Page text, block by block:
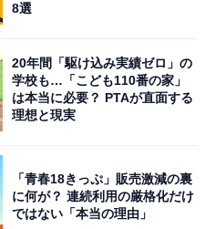
8選
20年間「駆け込み実績ゼロ」の
学校も…「こども110番の家」
は本当に必要？ PTAが直面する
理想と現実
「青春18きっぷ」販売激減の裏
に何が？ 連続利用の厳格化だけ
ではない「本当の理由」